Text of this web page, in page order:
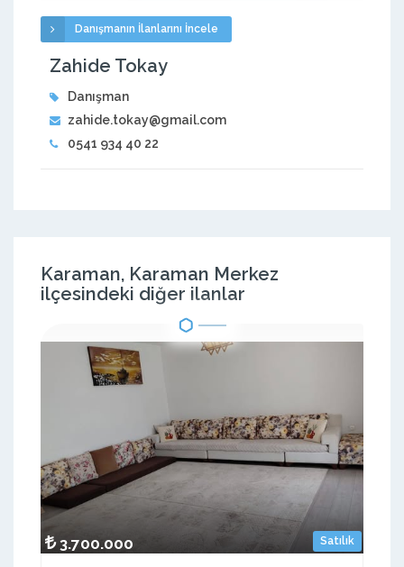
Danışmanın İlanlarını İncele
Zahide Tokay
Danışman
zahide.tokay@gmail.com
0541 934 40 22
Karaman, Karaman Merkez
ilçesindeki diğer ilanlar
Satılık
3.700.000